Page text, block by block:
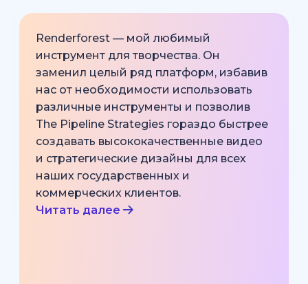
Renderforest — мой любимый
инструмент для творчества. Он
заменил целый ряд платформ, избавив
нас от необходимости использовать
различные инструменты и позволив
The Pipeline Strategies гораздо быстрее
создавать высококачественные видео
и стратегические дизайны для всех
наших государственных и
коммерческих клиентов.
Читать далее